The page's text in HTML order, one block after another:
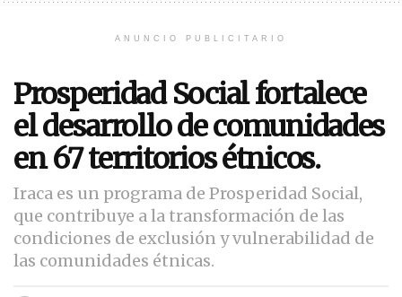
ANUNCIO PUBLICITARIO
Prosperidad Social fortalece
el desarrollo de comunidades
en 67 territorios étnicos.
Iraca es un programa de Prosperidad Social,
que contribuye a la transformación de las
condiciones de exclusión y vulnerabilidad de
las comunidades étnicas.